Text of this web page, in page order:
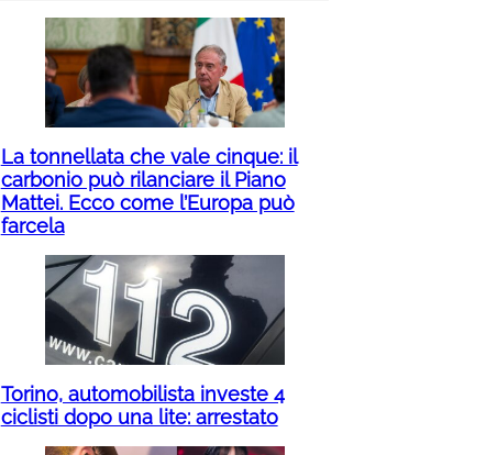
La tonnellata che vale cinque: il
carbonio può rilanciare il Piano
Mattei. Ecco come l’Europa può
farcela
Torino, automobilista investe 4
ciclisti dopo una lite: arrestato